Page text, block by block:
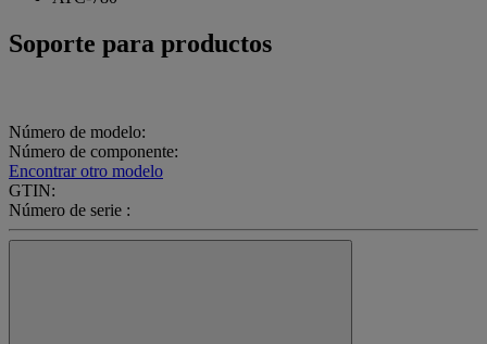
Soporte para productos
Número de modelo:
Número de componente:
Encontrar otro modelo
GTIN:
Número de serie :